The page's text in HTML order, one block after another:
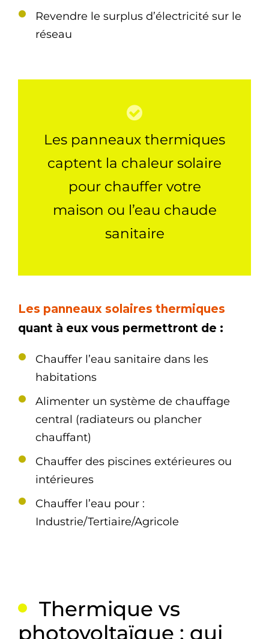
Revendre le surplus d’électricité sur le
réseau
Les panneaux thermiques
captent la chaleur solaire
pour chauffer votre
maison ou l’eau chaude
sanitaire
Les panneaux solaires thermiques
quant à eux vous permettront de :
Chauffer l’eau sanitaire dans les
habitations
Alimenter un système de chauffage
central (radiateurs ou plancher
chauffant)
Chauffer des piscines extérieures ou
intérieures
Chauffer l’eau pour :
Industrie/Tertiaire/Agricole
Thermique vs
photovoltaïque : qui